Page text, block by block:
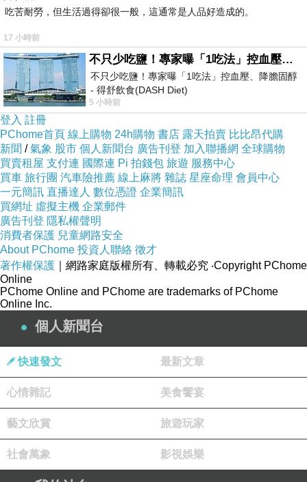
吃苦耐勞，但生活過得卻很一般，這通常是人品好造成的。
17 小時前
不只少吃鹽！專家曝「1吃法」控血壓、降膽固醇 - 得舒飲食(DASH Diet)
不只少吃鹽！專家曝「1吃法」控血壓、降膽固醇
- 得舒飲食(DASH Diet)
https://www.facebook.com/dietitiansophia/posts/
5 小時前
登入 註冊
PChome首頁 線上購物 24h購物 書店 露天拍賣 比比昂代購
新聞 /氣象 股市 個人新聞台 廣告刊登 加入聯播網 全球購物
買賣租屋 支付連 國際連 Pi 拍錢包 旅遊 服務中心
買車 旅行團 汽車險推薦 線上麻將 雜誌 星座命理 會員中心
一元簡訊 直播達人 數位憑證 企業簡訊
買網址 虛擬主機 企業郵件
廣告刊登 隱私權聲明
消費者保護 兒童網路安全
About PChome 投資人聯絡 徵才
著作權保護 ｜網路家庭版權所有、轉載必究 ‧Copyright PChome
Online
PChome Online and PChome are trademarks of PChome
Online Inc.
個人新聞台
快速發文 最新文章
心情雜記 美食饗宴
藝文欣賞 旅遊玩家
社會萬象 影視娛樂